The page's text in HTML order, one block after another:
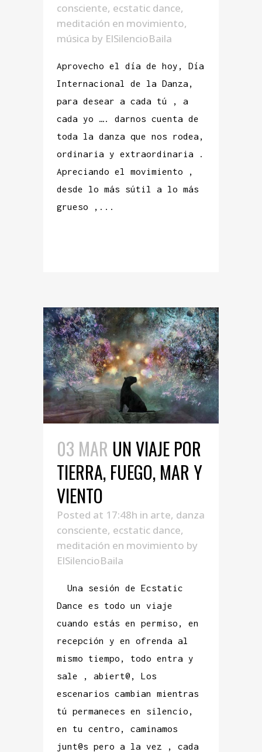
consciente, ecstatic dance,
meditación en movimiento,
música by ElSilencioBaila
Aprovecho el día de hoy, Día
Internacional de la Danza,
para desear a cada tú , a
cada yo …. darnos cuenta de
toda la danza que nos rodea,
ordinaria y extraordinaria .
Apreciando el movimiento ,
desde lo más sútil a lo más
grueso ,...
03 MAR UN VIAJE POR
TIERRA, FUEGO, MAR Y
VIENTO
Posted at 17:48h in arte, danza
consciente, ecstatic dance,
meditación en movimiento by
ElSilencioBaila
Una sesión de Ecstatic
Dance es todo un viaje
cuando estás en permiso, en
recepción y en ofrenda al
mismo tiempo, todo entra y
sale , abiert@, Los
escenarios cambian mientras
tú permaneces en silencio,
en tu centro, caminamos
junt@s pero a la vez , cada